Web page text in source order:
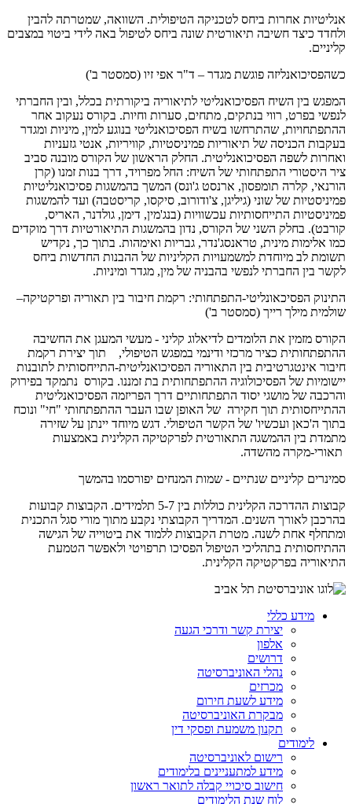
אנליטיות אחרות ביחס לטכניקה הטיפולית. השוואה, שמטרתה להבין
ולחדד כיצד חשיבה תיאורטית שונה ביחס לטיפול באה לידי ביטוי במצבים
קליניים.
כשהפסיכואנליזה פוגשת מגדר – ד"ר אפי זיו (סמסטר ב')
המפגש בין השיח הפסיכואנליטי לתיאוריה ביקורתית בכלל, ובין החברתי
לנפשי בפרט, רווי בנתקים, מתחים, סערות וחיות. בקורס נעקוב אחר
ההתפתחויות, שהתרחשו בשיח הפסיכואנליטי בנוגע למין, מיניות ומגדר
בעקבות הכניסה של תיאוריות פמיניסטיות, קוויריות, אנטי גזעניות
ואחרות לשפה הפסיכואנליטית. החלק הראשון של הקורס מובנה סביב
ציר היסטורי התפתחותי של השיח: החל מפרויד, דרך בנות זמנו (קרן
הורנאי, קלרה תומפסון, ארנסט ג'ונס) המשך בהמשגות פסיכואנליטיות
פמיניסטיות של שוני (גיליגן, צ'ודורוב, סיקסו, קריסטבה) ועד להמשגות
פמיניסטיות התייחסותיות עכשוויות (בנג'מין, דימן, גולדנר, האריס,
קורבט). בחלק השני של הקורס, נדון בהמשגות התיאורטיות דרך מוקדים
כמו אלימות מינית, טראנסג'נדר, גבריות ואימהות. בתוך כך, נקדיש
תשומת לב מיוחדת למשמעויות הקליניות של ההבנות החדשות ביחס
לקשר בין החברתי לנפשי בהבניה של מין, מגדר ומיניות.
התינוק הפסיכאונליטי-התפתחותי: רקמת חיבור בין תאוריה ופרקטיקה–
שולמית מילך רייך (סמסטר ב')
הקורס מזמין את הלומדים לדיאלוג קליני - מעשי המעגן את החשיבה
ההתפתחותית כציר מרכזי ודינמי במפגש הטיפולי, תוך יצירת רקמת
חיבור אינטגרטיבית בין התאוריה הפסיכואנליטית-התייחסותית לתובנות
יישומיות של הפסיכולוגיה ההתפתחותית בת זמננו. בקורס נתמקד בפירוק
והרכבה של מושגי יסוד התפתחותיים דרך הפריזמה הפסיכואנליטית
ההתייחסותית תוך חקירה של האופן שבו העבר ההתפתחותי "חי" ונוכח
בתוך ה'כאן ועכשיו' של הקשר הטיפולי. דגש מיוחד יינתן על שזירה
מתמדת בין ההמשגה התאורטית לפרקטיקה הקלינית באמצעות
תאורי-מקרה מהשדה.
סמינרים קליניים שנתיים - שמות המנחים יפורסמו בהמשך
קבוצות ההדרכה הקלינית כוללות בין 5-7 תלמידים. הקבוצות קבועות
בהרכבן לאורך השנים. המדריך הקבוצתי נקבע מתוך מורי סגל התכנית
ומתחלף אחת לשנה. מטרת הקבוצות ללמוד את ביטוייה של הגישה
ההתיחסותית בתהליכי הטיפול הפסיכו תרפויטי ולאפשר הטמעת
התיאוריה בפרקטיקה הקלינית.
מידע כללי
יצירת קשר ודרכי הגעה
אלפון
דרושים
נהלי האוניברסיטה
מכרזים
מידע לשעת חירום
מבקרת האוניברסיטה
תקנון משמעת ופסקי דין
לימודים
רישום לאוניברסיטה
מידע למתעניינים בלימודים
חישוב סיכויי קבלה לתואר ראשון
לוח שנת הלימודים